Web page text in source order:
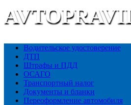
Водительское удостоверение
ДТП
Штрафы и ПДД
ОСАГО
Транспортный налог
Документы и бланки
Переоформление автомобиля